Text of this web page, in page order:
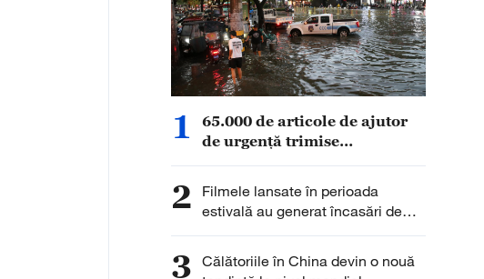
1
65.000 de articole de ajutor
de urgență trimise
2
Filmele lansate în perioada
estivală au generat încasări de
peste 7,5 miliarde de yuani
3 Călătoriile în China devin o nouă